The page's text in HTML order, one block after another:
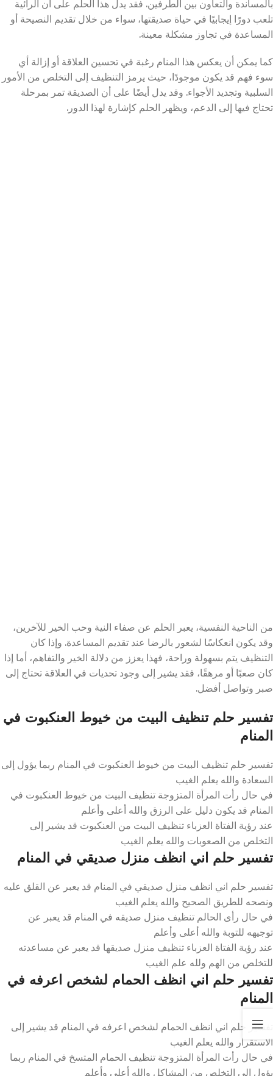
بالمساندة والتعاون بين الطرفين. فقد يدل هذا الحلم على أن الرائية
تلعب دورًا إيجابيًا في حياة صديقتها، سواء من خلال تقديم النصيحة أو
المساعدة في تجاوز مشكلة معينة.
كما يمكن أن يعكس هذا المنام رغبة في تحسين العلاقة أو إزالة أي
سوء فهم قد يكون موجودًا، حيث يرمز التنظيف إلى التخلص من الأمور
السلبية وتجديد الأجواء. وقد يدل أيضًا على أن الصديقة تمر بمرحلة
تحتاج فيها إلى الدعم، ويظهر الحلم كإشارة لهذا الدور.
من الناحية النفسية، يعبر الحلم عن صفاء النية وحب الخير للآخرين،
وقد يكون انعكاسًا لشعور بالرضا عند تقديم المساعدة. وإذا كان
التنظيف يتم بسهولة وراحة، فهذا يعزز من دلالة الخير والتفاهم، أما إذا
كان صعبًا أو مرهقًا، فقد يشير إلى وجود تحديات في العلاقة تحتاج إلى
صبر وتواصل أفضل.
تفسير حلم تنظيف البيت من خيوط العنكبوت في
المنام
تفسير حلم تنظيف البيت من خيوط العنكبوت في المنام ربما يؤول إلى
السعادة والله يعلم الغيب
في حال رأت المرأة المتزوجة تنظيف البيت من خيوط العنكبوت في
المنام قد يكون دليل على الرزق والله أعلى وأعلم
عند رؤية الفتاة العزباء تنظيف البيت من العنكبوت قد يشير إلى
التخلص من الصعوبات والله يعلم الغيب
تفسير حلم اني انظف منزل صديقي في المنام
تفسير حلم اني انظف منزل صديقي في المنام قد يعبر عن القلق عليه
ونصحه للطريق الصحيح والله يعلم الغيب
في حال رأى الحالم تنظيف منزل صديقه في المنام قد يعبر عن
توجيهه للتوبة والله أعلى وأعلم
عند رؤية الفتاة العزباء تنظيف منزل صديقها قد يعبر عن مساعدته
للتخلص من الهم ولله علم الغيب
تفسير حلم اني انظف الحمام لشخص اعرفه في
المنام
تفسير حلم اني انظف الحمام لشخص اعرفه في المنام قد يشير إلى
الاستقرار والله يعلم الغيب
في حال رأت المرأة المتزوجة تنظيف الحمام المتسخ في المنام ربما
يؤول إلى التخلص من المشاكل والله أعلى وأعلم